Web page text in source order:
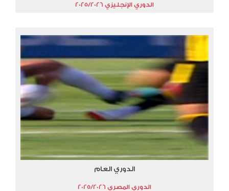
الدوري الإنجليزي 2025/2026
الدوري العام
الدوري المصري 2025/2026